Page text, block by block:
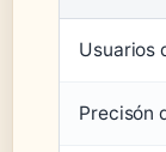
Usuarios
Precisón